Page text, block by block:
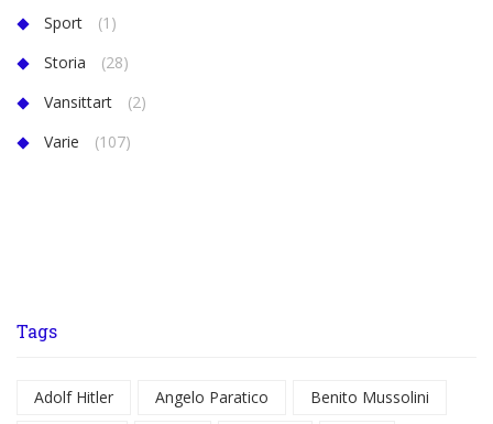
Sport
(1)
Storia
(28)
Vansittart
(2)
Varie
(107)
Tags
Adolf Hitler Angelo Paratico
Benito Mussolini